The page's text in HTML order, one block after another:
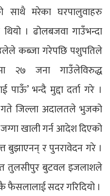
साथै मरेका घरपालुवाहरु
। ढोलबजवा गाउँभन्दा
कब्जा गरेपछि पशुपतिले
२७ जना गाउँलेविरुद्ध
भन्दै मुद्दा दर्ता गरे ।
जिल्ला अदालतले भुजको
खाली गर्न आदेश दिएको
बुझाएनन् र पुनरावेदन गरे ।
तुलसीपुर बुटवल इजलाशले
फैसलालाई सदर गरिदियो ।